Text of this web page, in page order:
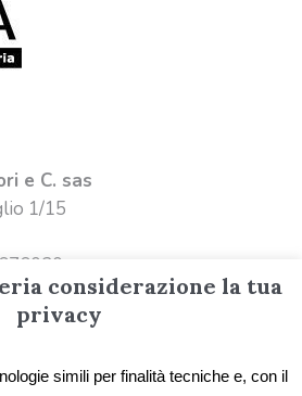
e C. sas
1/15
considerazione la tua
privacy
simili per finalità tecniche e, con il